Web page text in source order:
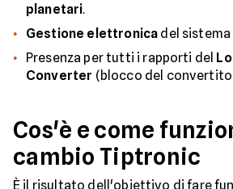
planetari.
Gestione elettronica del
Presenza per tutti i rapporti del
Converter (blocco del
Cos'è e come
cambio Tiptronic
È il risultato dell'obiettivo di fare